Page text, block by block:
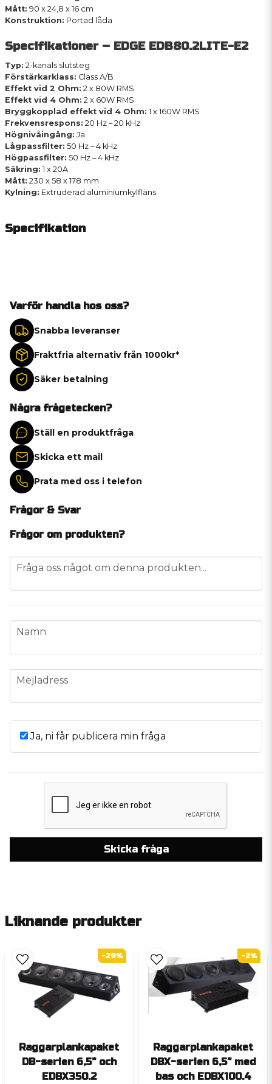
Mått: 90 x 24,8 x 16 cm
Konstruktion: Portad låda
Specifikationer – EDGE EDB80.2LITE-E2
Typ: 2-kanals slutsteg
Förstärkarklass: Class A/B
Effekt vid 2 Ohm: 2 x 80W RMS
Effekt vid 4 Ohm: 2 x 60W RMS
Bryggkopplad effekt vid 4 Ohm: 1 x 160W RMS
Frekvensrespons: 20 Hz – 20 kHz
Högnivåingång: Ja
Lågpassfilter: 50 Hz – 4 kHz
Högpassfilter: 50 Hz – 4 kHz
Säkring: 1 x 20A
Mått: 230 x 58 x 178 mm
Kylning: Extruderad aluminiumkylfläns
Specifikation
Varför handla hos oss?
Snabba leveranser
Fraktfria alternativ från 1000kr*
Säker betalning
Några frågetecken?
Ställ en produktfråga
Skicka ett mail
Prata med oss i telefon
Frågor & Svar
Frågor om produkten?
question
Fråga oss något om denna produkten...
name
Namn
email
Mejladress
Ja, ni får publicera min fråga
Skicka fråga
Liknande produkter
Raggarplankapaket
DB-serien 6,5" och
EDBX350.2
-29%
Raggarplankapaket
DBX-serien 6,5" med
bas och EDBX100.4
-2%